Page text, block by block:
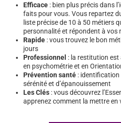
Efficace : bien plus précis dans
faits pour vous. Vous repartez
liste précise de 10 à 50 métiers
personnalité et répondent à vos
Rapide : vous trouvez le bon
jours
Professionnel : la restitution
en psychométrie et en
Prévention santé : identification
sérénité et d’épanouissement
Les Clés : vous découvrez
apprenez comment la mettre en